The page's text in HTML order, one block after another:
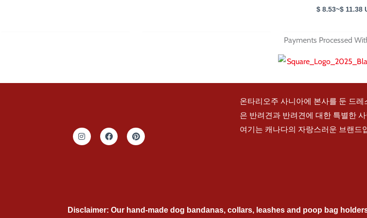
$ 8.53~$ 11.38
Payments Processed
스
타
그
a
c
e
i
n
t
온타리오주 사니아에 본사를 둔 드레
은 반려견과 반려견에 대한 특별한
여기는 캐나다의 자랑스러운 브랜드
Disclaimer: Our hand-made dog bandanas, collars, leashes and poop bag